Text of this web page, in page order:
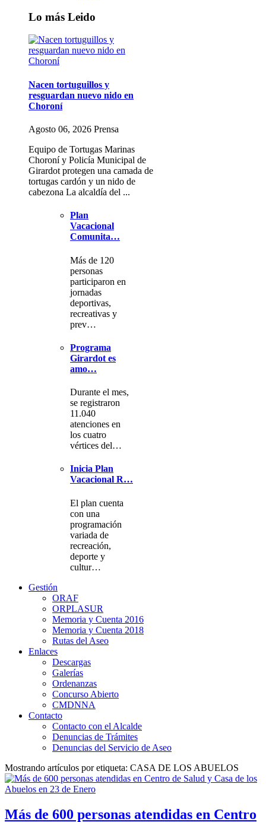
Lo más Leido
Nacen tortuguillos y
resguardan nuevo nido en
Choroní
Agosto 06, 2026 Prensa
Equipo de Tortugas Marinas
Choroní y Policía Municipal de
Girardot protegen una camada de
tortugas cardón y un nido de
cabezona La alcaldía del ...
Plan
Vacacional
Comunita…
Más de 120
personas
participaron en
jornadas
deportivas,
recreativas y
prev…
Programa
Girardot es
amo…
Durante el mes,
se registraron
11.040
atenciones en
los cuatro
vértices del…
Inicia Plan
Vacacional R…
El plan cuenta
con una
programación
variada de
recreación,
deporte y
cultur…
Gestión
ORAF
ORPLASUR
Memoria y Cuenta 2016
Memoria y Cuenta 2018
Rutas del Aseo
Enlaces
Descargas
Galerías
Ordenanzas
Concurso Abierto
CMDNNA
Contacto
Contacto con el Alcalde
Denuncias de Trámites
Denuncias del Servicio de Aseo
Mostrando artículos por etiqueta: CASA DE LOS ABUELOS
Más de 600 personas atendidas en Centro